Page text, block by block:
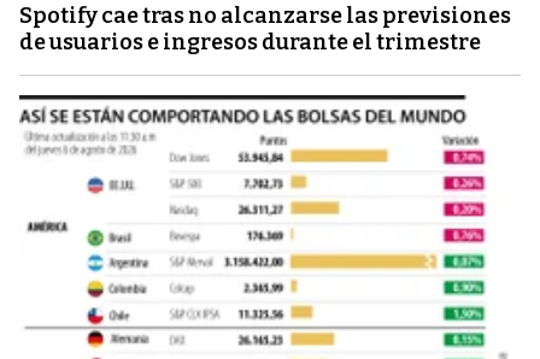
Spotify cae tras no alcanzarse las previsiones
de usuarios e ingresos durante el trimestre